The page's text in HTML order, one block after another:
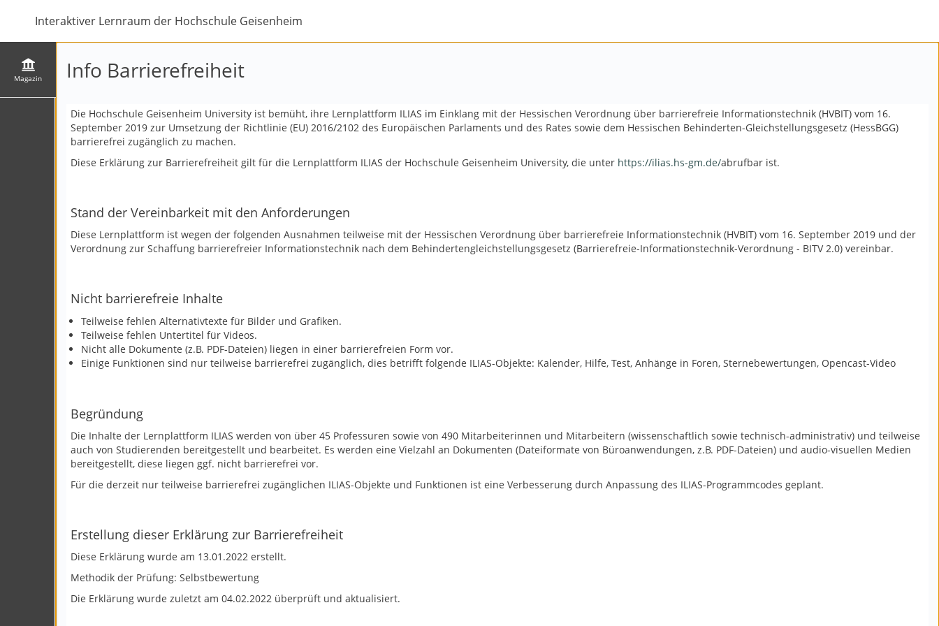
Interaktiver Lernraum der Hochschule Geisenheim
Magazin Info Barrierefreiheit
Die Hochschule Geisenheim University ist bemüht, ihre Lernplattform ILIAS im Einklang mit der Hessischen Verordnung über barrierefreie Informationstechnik (HVBIT) vom 16.
September 2019 zur Umsetzung der Richtlinie (EU) 2016/2102 des Europäischen Parlaments und des Rates sowie dem Hessischen Behinderten-Gleichstellungsgesetz (HessBGG)
barrierefrei zugänglich zu machen.
Diese Erklärung zur Barrierefreiheit gilt für die Lernplattform ILIAS der Hochschule Geisenheim University, die unter https://ilias.hs-gm.de/abrufbar ist.
Stand der Vereinbarkeit mit den Anforderungen
Diese Lernplattform ist wegen der folgenden Ausnahmen teilweise mit der Hessischen Verordnung über barrierefreie Informationstechnik (HVBIT) vom 16. September 2019 und der
Verordnung zur Schaffung barrierefreier Informationstechnik nach dem Behindertengleichstellungsgesetz (Barrierefreie-Informationstechnik-Verordnung - BITV 2.0) vereinbar.
Nicht barrierefreie Inhalte
Teilweise fehlen Alternativtexte für Bilder und Grafiken.
Teilweise fehlen Untertitel für Videos.
Nicht alle Dokumente (z.B. PDF-Dateien) liegen in einer barrierefreien Form vor.
Einige Funktionen sind nur teilweise barrierefrei zugänglich, dies betrifft folgende ILIAS-Objekte: Kalender, Hilfe, Test, Anhänge in Foren, Sternebewertungen, Opencast-Video
Begründung
Die Inhalte der Lernplattform ILIAS werden von über 45 Professuren sowie von 490 Mitarbeiterinnen und Mitarbeitern (wissenschaftlich sowie technisch-administrativ) und teilweise
auch von Studierenden bereitgestellt und bearbeitet. Es werden eine Vielzahl an Dokumenten (Dateiformate von Büroanwendungen, z.B. PDF-Dateien) und audio-visuellen Medien
bereitgestellt, diese liegen ggf. nicht barrierefrei vor.
Für die derzeit nur teilweise barrierefrei zugänglichen ILIAS-Objekte und Funktionen ist eine Verbesserung durch Anpassung des ILIAS-Programmcodes geplant.
Erstellung dieser Erklärung zur Barrierefreiheit
Diese Erklärung wurde am 13.01.2022 erstellt.
Methodik der Prüfung: Selbstbewertung
Die Erklärung wurde zuletzt am 04.02.2022 überprüft und aktualisiert.